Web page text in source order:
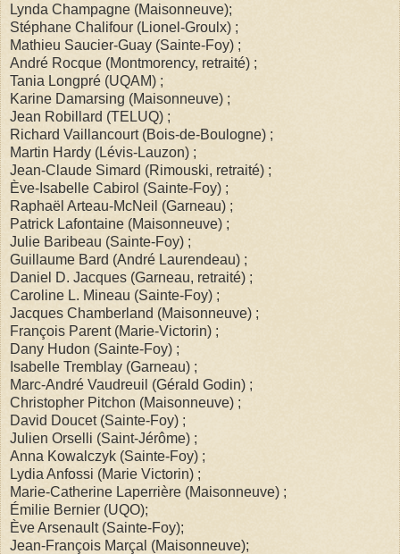
Lynda Champagne (Maisonneuve);
Stéphane Chalifour (Lionel-Groulx) ;
Mathieu Saucier-Guay (Sainte-Foy) ;
André Rocque (Montmorency, retraité) ;
Tania Longpré (UQAM) ;
Karine Damarsing (Maisonneuve) ;
Jean Robillard (TELUQ) ;
Richard Vaillancourt (Bois-de-Boulogne) ;
Martin Hardy (Lévis-Lauzon) ;
Jean-Claude Simard (Rimouski, retraité) ;
Ève-Isabelle Cabirol (Sainte-Foy) ;
Raphaël Arteau-McNeil (Garneau) ;
Patrick Lafontaine (Maisonneuve) ;
Julie Baribeau (Sainte-Foy) ;
Guillaume Bard (André Laurendeau) ;
Daniel D. Jacques (Garneau, retraité) ;
Caroline L. Mineau (Sainte-Foy) ;
Jacques Chamberland (Maisonneuve) ;
François Parent (Marie-Victorin) ;
Dany Hudon (Sainte-Foy) ;
Isabelle Tremblay (Garneau) ;
Marc-André Vaudreuil (Gérald Godin) ;
Christopher Pitchon (Maisonneuve) ;
David Doucet (Sainte-Foy) ;
Julien Orselli (Saint-Jérôme) ;
Anna Kowalczyk (Sainte-Foy) ;
Lydia Anfossi (Marie Victorin) ;
Marie-Catherine Laperrière (Maisonneuve) ;
Émilie Bernier (UQO);
Ève Arsenault (Sainte-Foy);
Jean-François Marçal (Maisonneuve);